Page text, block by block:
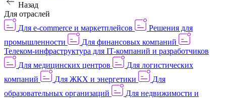
Назад
Для отраслей
Для e-commerce и маркетплейсов
Решения для
промышленности
Для финансовых компаний
Телеком-инфраструктура для IT-компаний и разработчиков
Для медицинских центров
Для логистических
компаний
Для ЖКХ и энергетики
Для
образовательных организаций
Для недвижимости и